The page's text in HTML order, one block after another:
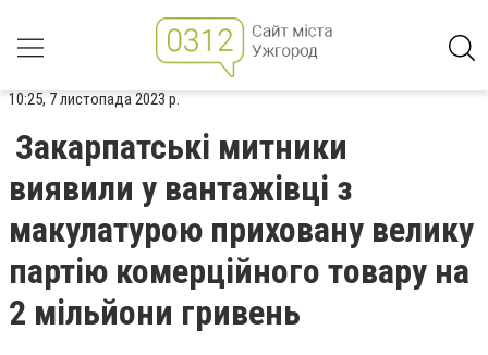
10:25, 7 листопада 2023 р.
Закарпатські митники
виявили у вантажівці з
макулатурою приховану велику
партію комерційного товару на
2 мільйони гривень